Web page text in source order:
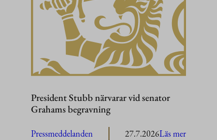
President Stubb närvarar vid senator
Grahams begravning
Pressmeddelanden 27.7.2026Läs mer: